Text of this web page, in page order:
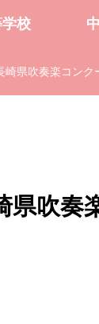
校
崎県吹奏楽コンク
県吹